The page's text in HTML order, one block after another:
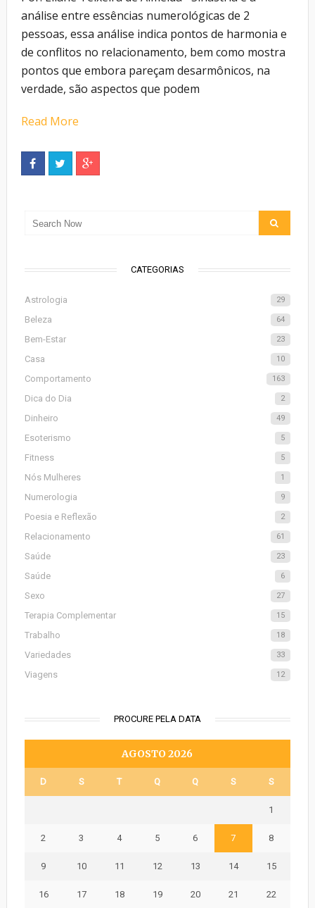
análise entre essências numerológicas de 2
pessoas, essa análise indica pontos de harmonia e
de conflitos no relacionamento, bem como mostra
pontos que embora pareçam desarmônicos, na
verdade, são aspectos que podem
Read More
CATEGORIAS
Astrologia 29
Beleza 64
Bem-Estar 23
Casa 10
Comportamento 163
Dica do Dia 2
Dinheiro 49
Esoterismo 5
Fitness 5
Nós Mulheres 1
Numerologia 9
Poesia e Reflexão 2
Relacionamento 61
Saúde 23
Saúde 6
Sexo 27
Terapia Complementar 15
Trabalho 18
Variedades 33
Viagens 12
PROCURE PELA DATA
AGOSTO 2026
D S T Q Q S S
1
2 3 4 5 6 7 8
9 10 11 12 13 14 15
16 17 18 19 20 21 22